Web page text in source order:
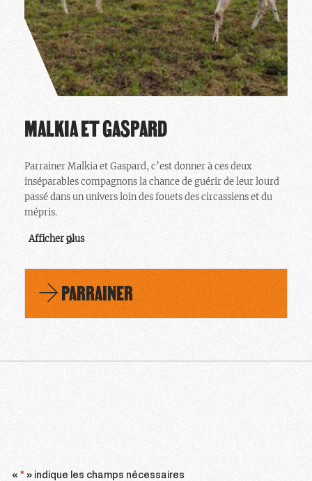
MALKIA ET GASPARD
Parrainer Malkia et Gaspard, c’est donner à ces deux
inséparables compagnons la chance de guérir de leur lourd
passé dans un univers loin des fouets des circassiens et du
mépris.
Afficher plus
PARRAINER
«* » indique les champs nécessaires